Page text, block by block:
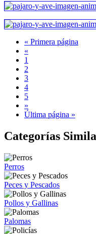
« Primera página
«
1
2
3
4
5
»
Última página »
Categorías
Perros
Peces y Pescados
Pollos y Gallinas
Palomas